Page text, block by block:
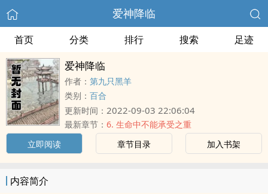
爱神降临
首页 分类 排行 搜索 足迹
爱神降临
作者： 第九只黑羊
类别： 百合
更新时间： 2022-09-03 22:06:04
最新章节： 6. 生命中不能承受之重
立即阅读
章节目录 加入书架
内容简介